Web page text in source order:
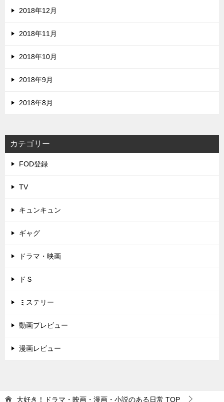
2018年12月
2018年11月
2018年10月
2018年9月
2018年8月
カテゴリー
FOD登録
TV
キュンキュン
ギャグ
ドラマ・映画
ドＳ
ミステリー
動画プレビュー
漫画レビュー
大好き！ドラマ・映画・漫画・小説のある日常 TOP